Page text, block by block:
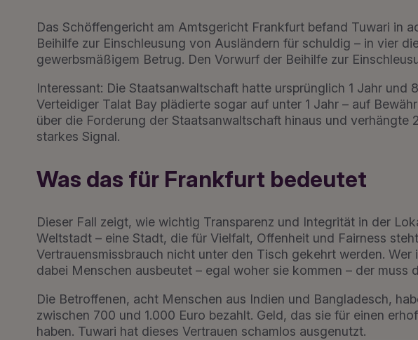
Das Schöffengericht am Amtsgericht Frankfurt befand Tuwari in
Beihilfe zur Einschleusung von Ausländern für schuldig – in vier
gewerbsmäßigem Betrug. Den Vorwurf der Beihilfe zur
Interessant: Die Staatsanwaltschaft hatte ursprünglich 1 Jahr und
Verteidiger Talat Bay plädierte sogar auf unter 1 Jahr – auf
über die Forderung der Staatsanwaltschaft hinaus und verhängte
starkes Signal.
Was das für Frankfurt bedeutet
Dieser Fall zeigt, wie wichtig Transparenz und Integrität in der
Weltstadt – eine Stadt, die für Vielfalt, Offenheit und Fairness
Vertrauensmissbrauch nicht unter den Tisch gekehrt werden.
dabei Menschen ausbeutet – egal woher sie kommen – der muss
Die Betroffenen, acht Menschen aus Indien und Bangladesch,
zwischen 700 und 1.000 Euro bezahlt. Geld, das sie für einen
haben. Tuwari hat dieses Vertrauen schamlos ausgenutzt.